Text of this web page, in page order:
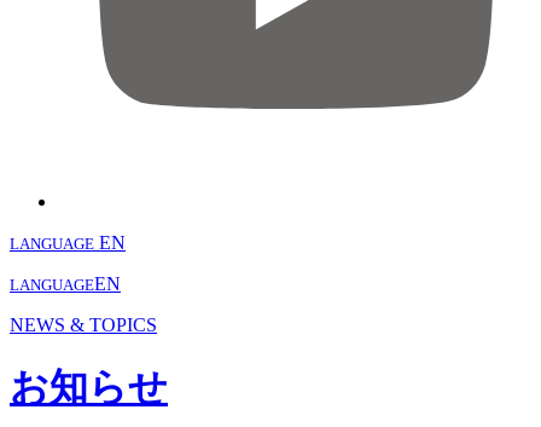
LANGUAGE EN
LANGUAGEEN
NEWS & TOPICS
お知らせ